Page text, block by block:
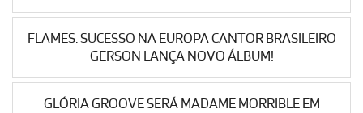
FLAMES: SUCESSO NA EUROPA CANTOR BRASILEIRO
GERSON LANÇA NOVO ÁLBUM!
GLÓRIA GROOVE SERÁ MADAME MORRIBLE EM